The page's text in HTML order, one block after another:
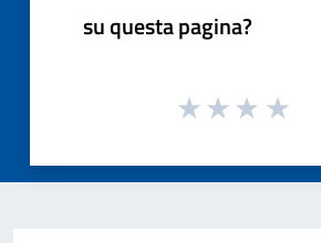
su questa pagina?